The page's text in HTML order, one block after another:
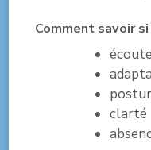
Comment savoir
écoute
clarté